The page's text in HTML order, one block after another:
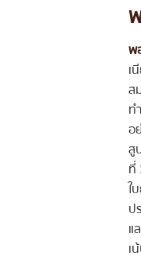
พ
เ
ส
ท
อ
สู
ที่
ใ
ป
แ
เ